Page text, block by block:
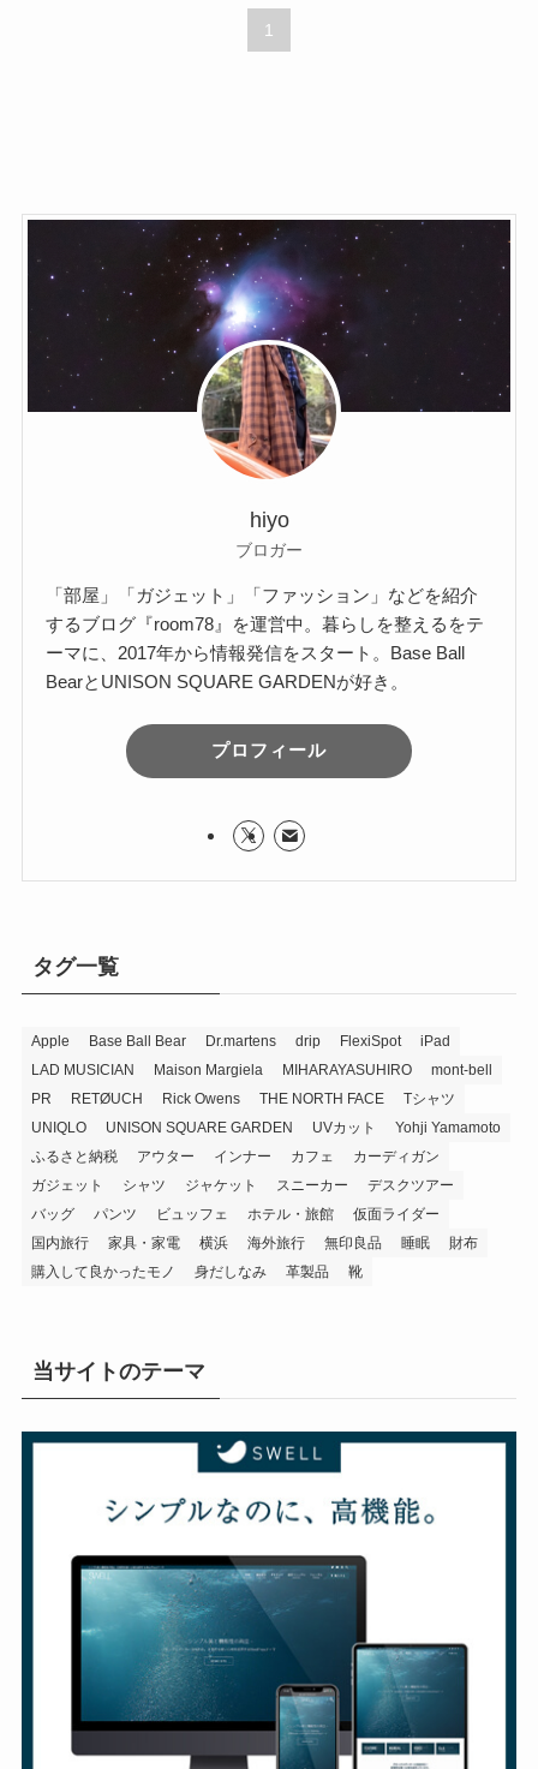
1
hiyo
ブロガー
「部屋」「ガジェット」「ファッション」などを紹介
するブログ『room78』を運営中。暮らしを整えるをテ
ーマに、2017年から情報発信をスタート。Base Ball
BearとUNISON SQUARE GARDENが好き。
プロフィール
タグ一覧
Apple Base Ball Bear Dr.martens drip FlexiSpot
iPad
LAD MUSICIAN
Maison Margiela MIHARAYASUHIRO
mont-bell
PR
RETØUCH Rick Owens THE NORTH FACE
Tシャツ
UNIQLO
UNISON SQUARE GARDEN UVカット
Yohji Yamamoto
ふるさと納税
アウター インナー カフェ
カーディガン
ガジェット
シャツ ジャケット スニーカー
デスクツアー
バッグ
パンツ ビュッフェ ホテル・旅館
仮面ライダー
国内旅行
家具・家電 横浜 海外旅行 無印良品 睡眠
財布
購入して良かったモノ
身だしなみ 革製品 靴
当サイトのテーマ